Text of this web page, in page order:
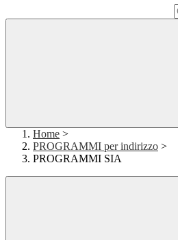
Home >
PROGRAMMI per indirizzo >
PROGRAMMI SIA